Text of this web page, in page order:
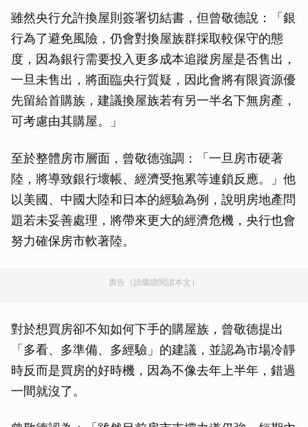
雖然央行允許換屋則簽署切結書，但曾敬德說：「銀
行為了避免風險，仍會對換屋族群採取較保守的態
度，因為銀行需要投入更多成本追蹤房屋是否售出，
一旦未售出，將面臨央行質疑，因此會將有限資源優
先留給首購族，建議換屋族若有另一半名下無房產，
可考慮由其購屋。」
至於整體房市層面，曾敬德強調：「一旦房市硬著
陸，將導致銀行壞帳、經濟受拖累等連鎖反應。」他
以美國、中國大陸和日本的經驗為例，說明房地產問
題若未妥善處理，將帶來更大的經濟危機，央行也會
努力確保房市軟著陸。
廣告（請繼續閱讀本文）
對於想買房卻不知如何下手的購屋族，曾敬德提出
「多看、多準備、多經驗」的建議，並認為市場冷靜
時反而是買房的好時機，因為不像去年上半年，錯過
一間就沒了。